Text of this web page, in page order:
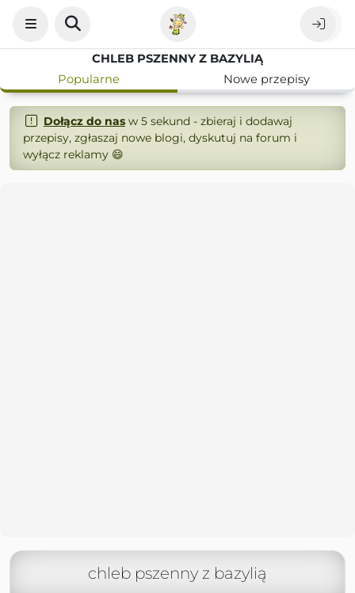
CHLEB PSZENNY Z BAZYLIĄ
Popularne
Nowe przepisy
Dołącz do nasw 5 sekund - zbieraj i dodawaj
przepisy, zgłaszaj nowe blogi, dyskutuj na forum i
wyłącz reklamy 😄
chleb pszenny z bazylią